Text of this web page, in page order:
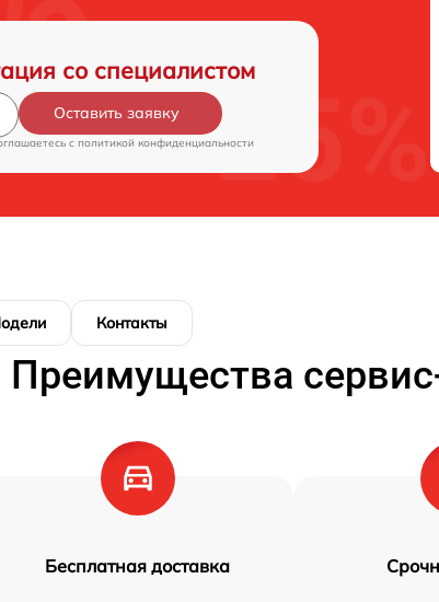
со специалистом
Оставить заявку
c политикой конфиденциальности
Контакты
Преимущества
Бесплатная доставка